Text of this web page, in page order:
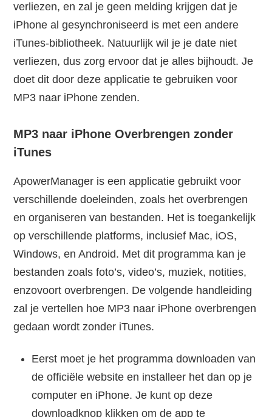
verliezen, en zal je geen melding krijgen dat je
iPhone al gesynchroniseerd is met een andere
iTunes-bibliotheek. Natuurlijk wil je je date niet
verliezen, dus zorg ervoor dat je alles bijhoudt. Je
doet dit door deze applicatie te gebruiken voor
MP3 naar iPhone zenden.
MP3 naar iPhone Overbrengen zonder
iTunes
ApowerManager is een applicatie gebruikt voor
verschillende doeleinden, zoals het overbrengen
en organiseren van bestanden. Het is toegankelijk
op verschillende platforms, inclusief Mac, iOS,
Windows, en Android. Met dit programma kan je
bestanden zoals foto’s, video’s, muziek, notities,
enzovoort overbrengen. De volgende handleiding
zal je vertellen hoe MP3 naar iPhone overbrengen
gedaan wordt zonder iTunes.
Eerst moet je het programma downloaden van
de officiële website en installeer het dan op je
computer en iPhone. Je kunt op deze
downloadknop klikken om de app te